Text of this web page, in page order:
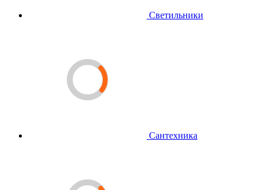
Светильники
Сантехника